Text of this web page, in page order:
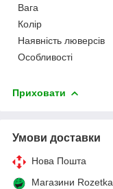
Вага
Колір
Наявність люверсів
Особливості
Приховати
Умови доставки
Нова Пошта
Магазини Rozetka